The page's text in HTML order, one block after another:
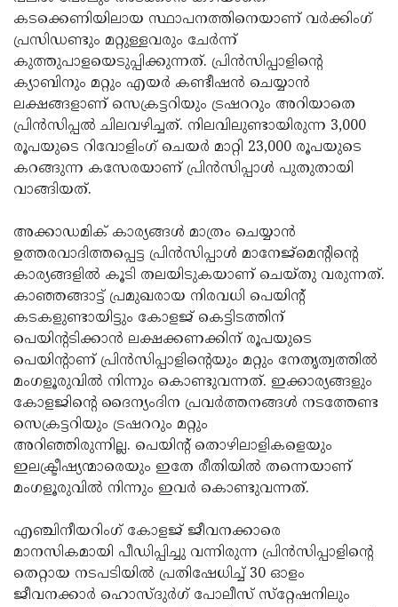
കടക്കെണിയിലായ സ്ഥാപനത്തിനെയാണ് വര്‍ക്കിംഗ്
പ്രസിഡണ്ടും മറ്റുള്ളവരും ചേര്‍ന്ന്
കുത്തുപാളയെടുപ്പിക്കുന്നത്. പ്രിന്‍സിപ്പാളിന്റെ
ക്യാബിനും മറ്റും എയര്‍ കണ്ടീഷന്‍ ചെയ്യാന്‍
ലക്ഷങ്ങളാണ് സെക്രട്ടറിയും ട്രഷററും അറിയാതെ
പ്രിന്‍സിപ്പല്‍ ചിലവഴിച്ചത്. നിലവിലുണ്ടായിരുന്ന 3,000
രൂപയുടെ റിവോളിംഗ് ചെയര്‍ മാറ്റി 23,000 രൂപയുടെ
കറങ്ങുന്ന കസേരയാണ് പ്രിന്‍സിപ്പാള്‍ പുതുതായി
വാങ്ങിയത്.
അക്കാഡമിക് കാര്യങ്ങള്‍ മാത്രം ചെയ്യാന്‍
ഉത്തരവാദിത്തപ്പെട്ട പ്രിന്‍സിപ്പാള്‍ മാനേജ്‌മെന്റിന്റെ
കാര്യങ്ങളില്‍ കൂടി തലയിടുകയാണ് ചെയ്തു വരുന്നത്.
കാഞ്ഞങ്ങാട്ട് പ്രമുഖരായ നിരവധി പെയിന്റ്
കടകളുണ്ടായിട്ടും കോളജ് കെട്ടിടത്തിന്
പെയിന്റടിക്കാന്‍ ലക്ഷക്കണക്കിന് രൂപയുടെ
പെയിന്റാണ് പ്രിന്‍സിപ്പാളിന്റെയും മറ്റും നേതൃത്വത്തില്‍
മംഗളൂരുവില്‍ നിന്നും കൊണ്ടുവന്നത്. ഇക്കാര്യങ്ങളും
കോളജിന്റെ ദൈന്യംദിന പ്രവര്‍ത്തനങ്ങള്‍ നടത്തേണ്ട
സെക്രട്ടറിയും ട്രഷററും മറ്റും
അറിഞ്ഞിരുന്നില്ല. പെയിന്റ് തൊഴിലാളികളെയും
ഇലക്ട്രീഷ്യന്മാരെയും ഇതേ രീതിയില്‍ തന്നെയാണ്
മംഗളൂരുവില്‍ നിന്നും ഇവര്‍ കൊണ്ടുവന്നത്.
എഞ്ചിനീയറിംഗ് കോളജ് ജീവനക്കാരെ
മാനസികമായി പീഡിപ്പിച്ചു വന്നിരുന്ന പ്രിന്‍സിപ്പാളിന്റെ
തെറ്റായ നടപടിയില്‍ പ്രതിഷേധിച്ച് 30 ഓളം
ജീവനക്കാര്‍ ഹൊസ്ദുര്‍ഗ് പോലീസ് സ്‌റ്റേഷനിലും